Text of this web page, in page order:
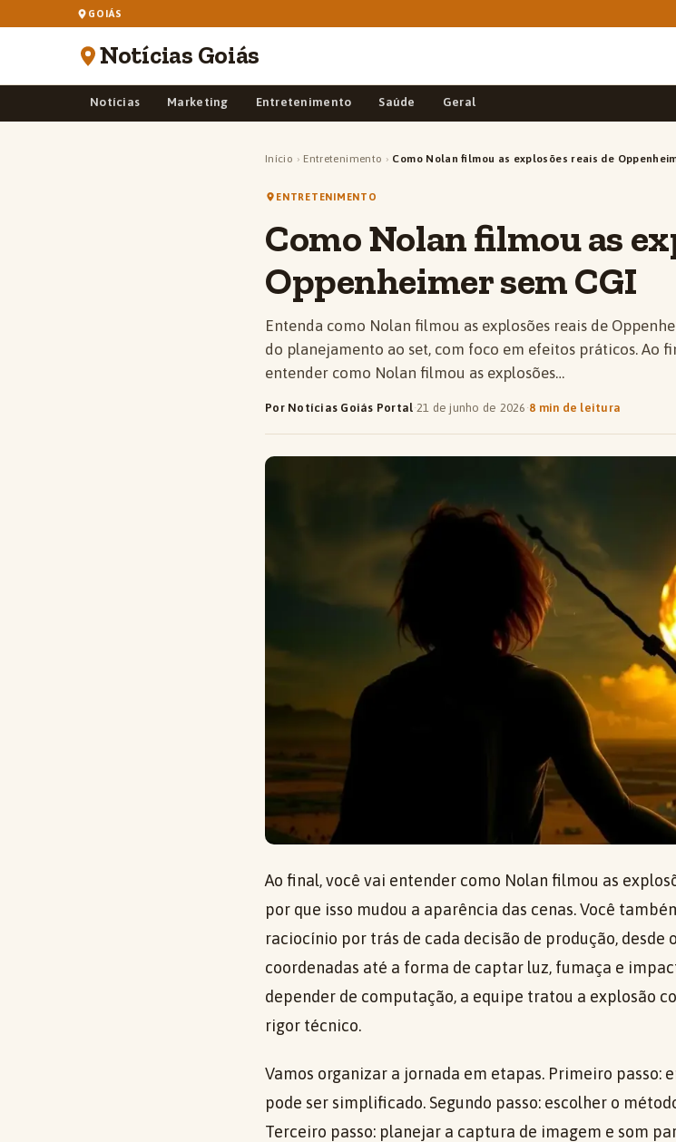
GOIÁS
Notícias Goiás
Notícias Marketing Entretenimento Saúde Geral
Início › Entretenimento › Como Nolan filmou as explosões reais de
ENTRETENIMENTO
Como Nolan filmou as
Oppenheimer sem CGI
Entenda como Nolan filmou as explosões reais de
do planejamento ao set, com foco em efeitos práticos. Ao
entender como Nolan filmou as explosões…
Por Notícias Goiás Portal·21 de junho de 2026 ·8 min de leitura
Ao final, você vai entender como Nolan filmou as
por que isso mudou a aparência das cenas. Você
raciocínio por trás de cada decisão de produção, desde
coordenadas até a forma de captar luz, fumaça e
depender de computação, a equipe tratou a explosão
rigor técnico.
Vamos organizar a jornada em etapas. Primeiro passo:
pode ser simplificado. Segundo passo: escolher o
Terceiro passo: planejar a captura de imagem e som